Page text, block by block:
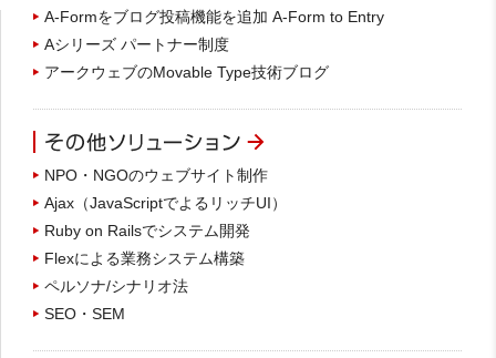
A-Formをブログ投稿機能を追加 A-Form to Entry
Aシリーズ パートナー制度
アークウェブのMovable Type技術ブログ
NPO・NGOのウェブサイト制作
Ajax（JavaScriptでよるリッチUI）
Ruby on Railsでシステム開発
Flexによる業務システム構築
ペルソナ/シナリオ法
SEO・SEM